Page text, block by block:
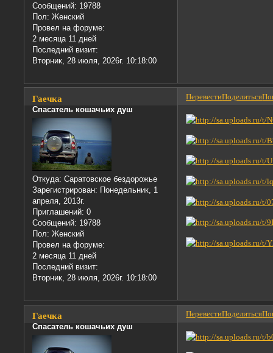
Сообщений: 19788
Пол: Женский
Провел на форуме:
2 месяца 11 дней
Последний визит:
Вторник, 28 июля, 2026г. 10:18:00
ПеревестиПоделиться
Гаечка
Спасатель кошачьих душ
Откуда: Саратовское бездорожье
Зарегистрирован: Понедельник, 1
апреля, 2013г.
Приглашений: 0
Сообщений: 19788
Пол: Женский
Провел на форуме:
2 месяца 11 дней
Последний визит:
Вторник, 28 июля, 2026г. 10:18:00
ПеревестиПоделиться
Гаечка
Спасатель кошачьих душ